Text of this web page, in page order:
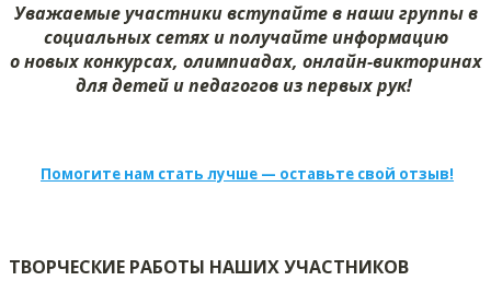
Уважаемые участники вступайте в наши группы в
социальных сетях и получайте информацию
о новых конкурсах, олимпиадах, онлайн-викторинах
для детей и педагогов из первых рук!
Помогите нам стать лучше — оставьте свой отзыв!
ТВОРЧЕСКИЕ РАБОТЫ НАШИХ УЧАСТНИКОВ